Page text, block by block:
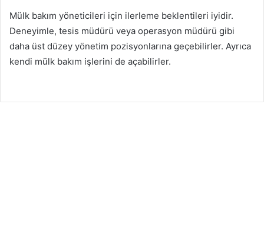
Mülk bakım yöneticileri için ilerleme beklentileri iyidir.
Deneyimle, tesis müdürü veya operasyon müdürü gibi
daha üst düzey yönetim pozisyonlarına geçebilirler. Ayrıca
kendi mülk bakım işlerini de açabilirler.